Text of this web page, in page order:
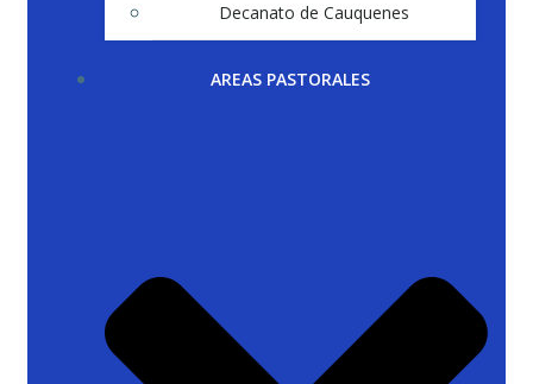
Decanato de Cauquenes
AREAS PASTORALES